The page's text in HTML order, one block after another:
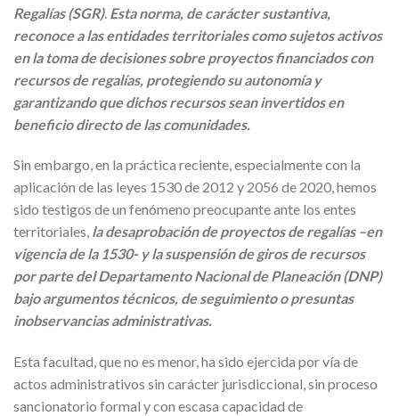
Regalías (SGR). Esta norma, de carácter sustantiva,
reconoce a las entidades territoriales como sujetos activos
en la toma de decisiones sobre proyectos financiados con
recursos de regalías, protegiendo su autonomía y
garantizando que dichos recursos sean invertidos en
beneficio directo de las comunidades.
Sin embargo, en la práctica reciente, especialmente con la
aplicación de las leyes 1530 de 2012 y 2056 de 2020, hemos
sido testigos de un fenómeno preocupante ante los entes
territoriales, la desaprobación de proyectos de regalías –en
vigencia de la 1530- y la suspensión de giros de recursos
por parte del Departamento Nacional de Planeación (DNP)
bajo argumentos técnicos, de seguimiento o presuntas
inobservancias administrativas.
Esta facultad, que no es menor, ha sido ejercida por vía de
actos administrativos sin carácter jurisdiccional, sin proceso
sancionatorio formal y con escasa capacidad de